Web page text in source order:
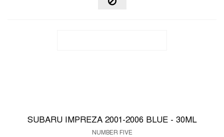
SUBARU IMPREZA 2001-2006 BLUE - 30ML
NUMBER FIVE